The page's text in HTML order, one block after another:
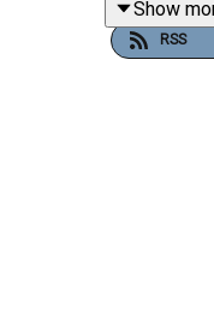
Face à ce
Mark
Show
RSS